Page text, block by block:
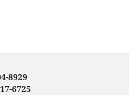
8929
6725